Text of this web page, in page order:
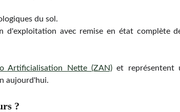
du sol.
d'exploitation avec remise en état complète
Artificialisation Nette (ZAN) et représentent
aujourd'hui.
?